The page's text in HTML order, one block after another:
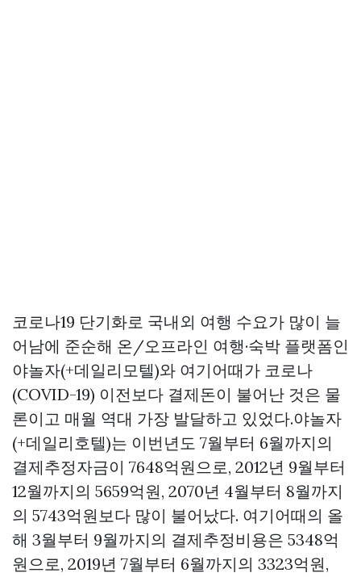
코로나19 단기화로 국내외 여행 수요가 많이 늘
어남에 준순해 온/오프라인 여행·숙박 플랫폼인
야놀자(+데일리모텔)와 여기어때가 코로나
(COVID-19) 이전보다 결제돈이 불어난 것은 물
론이고 매월 역대 가장 발달하고 있었다.야놀자
(+데일리호텔)는 이번년도 7월부터 6월까지의
결제추정자금이 7648억원으로, 2012년 9월부터
12월까지의 5659억원, 2070년 4월부터 8월까지
의 5743억원보다 많이 불어났다. 여기어때의 올
해 3월부터 9월까지의 결제추정비용은 5348억
원으로, 2019년 7월부터 6월까지의 3323억원,